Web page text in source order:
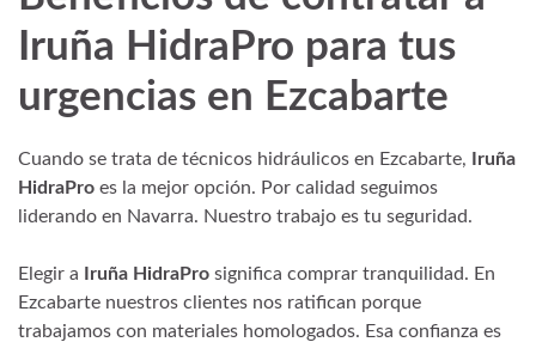
Iruña HidraPro para tus
urgencias en Ezcabarte
Cuando se trata de técnicos hidráulicos en Ezcabarte,
Iruña
HidraPro es la mejor opción. Por calidad seguimos
liderando en Navarra. Nuestro trabajo es tu seguridad.
Elegir a Iruña HidraPro significa comprar tranquilidad. En
Ezcabarte nuestros clientes nos ratifican porque
trabajamos con materiales homologados. Esa confianza es